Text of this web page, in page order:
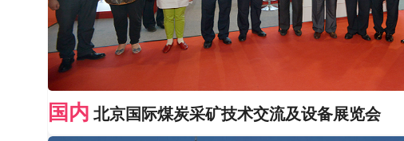
国内 北京国际煤炭采矿技术交流及设备展览会